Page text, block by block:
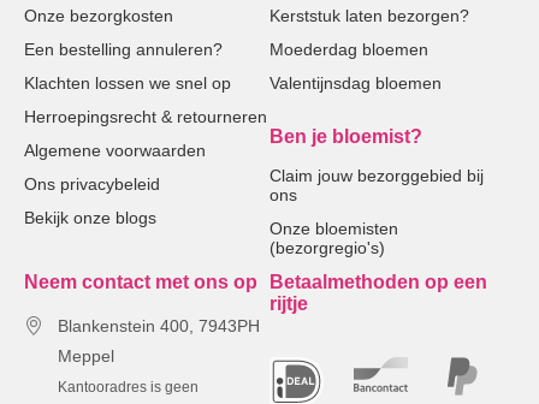
Onze bezorgkosten
Een bestelling annuleren?
Klachten lossen we snel op
Herroepingsrecht & retourneren
Algemene voorwaarden
Ons privacybeleid
Bekijk onze blogs
Kerststuk laten bezorgen?
Moederdag bloemen
Valentijnsdag bloemen
Ben je bloemist?
Claim jouw bezorggebied bij
ons
Onze bloemisten
(bezorgregio's)
Neem contact met ons op
Blankenstein 400, 7943PH
Meppel
Kantooradres is geen
Betaalmethoden op een
rijtje